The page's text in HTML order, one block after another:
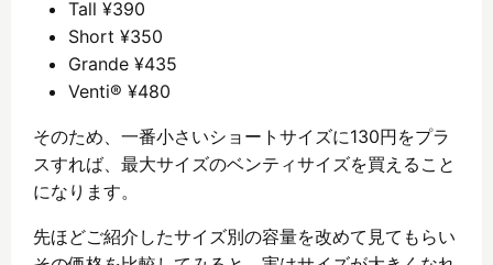
Tall ¥390
Short ¥350
Grande ¥435
Venti® ¥480
そのため、一番小さいショートサイズに130円をプラ
スすれば、最大サイズのベンティサイズを買えること
になります。
先ほどご紹介したサイズ別の容量を改めて見てもらい